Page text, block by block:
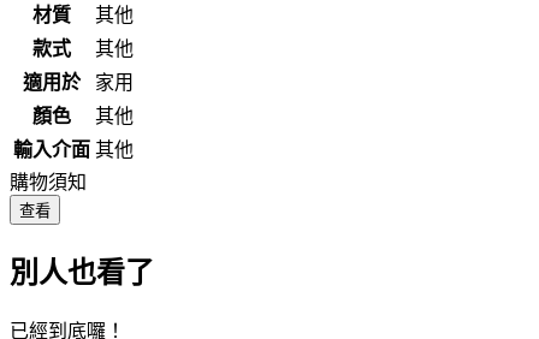
材質
其他
款式
其他
適用於
家用
顏色
其他
輸入介面 其他
購物須知
查看
別人也看了
已經到底囉！